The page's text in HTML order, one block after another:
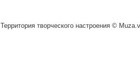
Территория творческого настроения ©